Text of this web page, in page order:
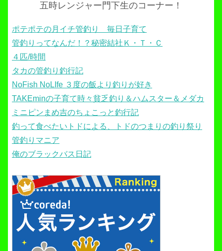
五時レンジャー門下生のコーナー！
ポテポテの月イチ管釣り 毎日子育て
管釣りってなんだ！？秘密結社Ｋ・Ｔ・Ｃ
４匹/時間
タカの管釣り釣行記
NoFish NoLIfe ３度の飯より釣りが好き
TAKEminの子育て時々貧乏釣り＆ハムスター＆メダカ
ミニピンまめ吉のちょこっと釣行記
釣って食べたいトドによる、トドのつまりの釣り祭り
管釣りマニア
俺のブラックバス日記